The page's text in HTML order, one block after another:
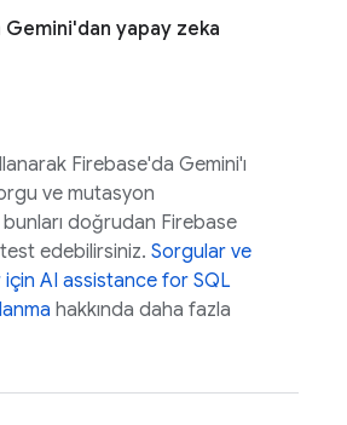
Gemini'dan yapay zeka
Firebase'da Gemini'ı
ve mutasyon
doğrudan Firebase
edebilirsiniz. Sorgular ve
için AI assistance for SQL
hakkında daha fazla